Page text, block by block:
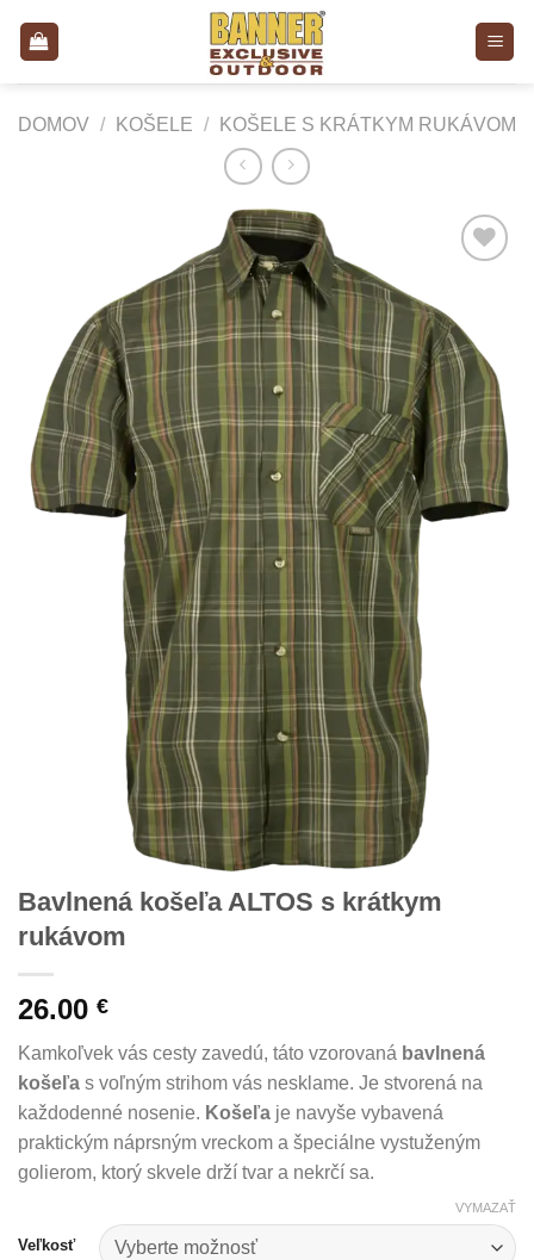
DOMOV / KOŠELE / KOŠELE S KRÁTKYM RUKÁVOM
Bavlnená košeľa ALTOS s krátkym
rukávom
26.00 €
Kamkoľvek vás cesty zavedú, táto vzorovaná bavlnená
košeľa s voľným strihom vás nesklame. Je stvorená na
každodenné nosenie. Košeľa je navyše vybavená
praktickým náprsným vreckom a špeciálne vystuženým
golierom, ktorý skvele drží tvar a nekrčí sa.
Veľkosť
VYMAZAŤ